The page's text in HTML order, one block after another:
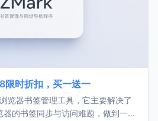
限时折扣，买一送一
览器书签管理工具，它主要解决了
的书签同步与访问难题，做到一处